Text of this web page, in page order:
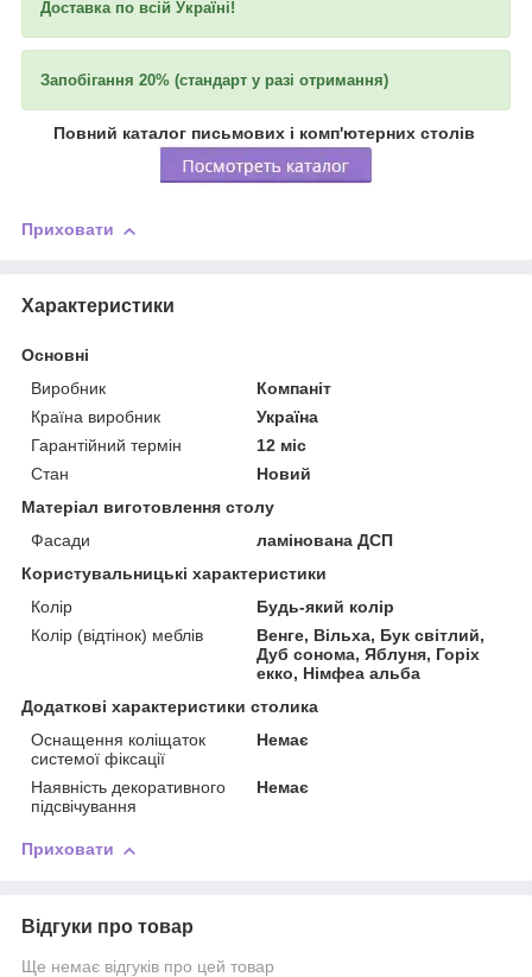
Доставка по всій Україні!
Запобігання 20% (стандарт у разі отримання)
Повний каталог письмових і комп'ютерних столів
Приховати
Характеристики
Основні
Виробник
Компаніт
Країна виробник
Україна
Гарантійний термін
12 міс
Стан
Новий
Матеріал виготовлення столу
Фасади
ламінована ДСП
Користувальницькі характеристики
Колір
Будь-який колір
Колір (відтінок) меблів
Венге, Вільха, Бук світлий,
Дуб сонома, Яблуня, Горіх
екко, Німфеа альба
Додаткові характеристики столика
Оснащення коліщаток
системої фіксації
Немає
Наявність декоративного
підсвічування
Немає
Приховати
Відгуки про товар
Ще немає відгуків про цей товар